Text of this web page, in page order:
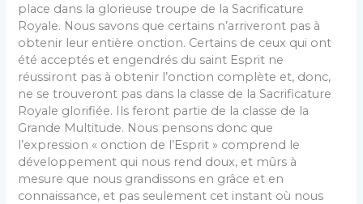
place dans la glorieuse troupe de la Sacrificature
Royale. Nous savons que certains n’arriveront pas à
obtenir leur entière onction. Certains de ceux qui ont
été acceptés et engendrés du saint Esprit ne
réussiront pas à obtenir l’onction complète et, donc,
ne se trouveront pas dans la classe de la Sacrificature
Royale glorifiée. Ils feront partie de la classe de la
Grande Multitude. Nous pensons donc que
l’expression « onction de l’Esprit » comprend le
développement qui nous rend doux, et mûrs à
mesure que nous grandissons en grâce et en
connaissance, et pas seulement cet instant où nous